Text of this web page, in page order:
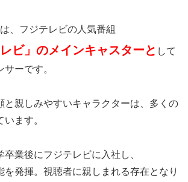
は、フジテレビの人気番組
レビ」のメインキャスターと して
ーです。
と親しみやすいキャラクターは、多くの
ます。
業後にフジテレビに入社し、
を発揮。視聴者に親しまれる存在となり